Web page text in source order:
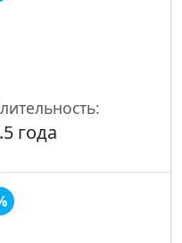
года